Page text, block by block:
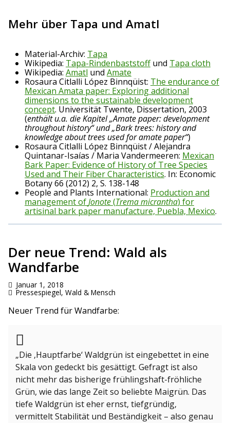
Mehr über Tapa und Amatl
Material-Archiv: Tapa
Wikipedia: Tapa-Rindenbaststoffund Tapa cloth
Wikipedia: Amatl und Amate
Rosaura Citlalli López Binnqüist: The endurance of
Mexican Amata paper: Exploring additional
dimensions to the sustainable development
concept. Universität Twente, Dissertation, 2003
(enthält u.a. die Kapitel „Amate paper: development
throughout history“ und „Bark trees: history and
knowledge about trees used for amate paper“)
Rosaura Citlalli López Binnqüist / Alejandra
Quintanar-Isaías / Maria Vandermeeren: Mexican
Bark Paper: Evidence of History of Tree Species
Used and Their Fiber Characteristics. In: Economic
Botany 66 (2012) 2, S. 138-148
People and Plants International: Production and
management ofJonote(Trema micrantha) for
artisinal bark paper manufacture, Puebla, Mexico.
Der neue Trend: Wald als
Wandfarbe
Januar 1, 2018
Pressespiegel, Wald & Mensch
Neuer Trend für Wandfarbe:
„Die ‚Hauptfarbe‘ Waldgrün ist eingebettet in eine
Skala von gedeckt bis gesättigt. Gefragt ist also
nicht mehr das bisherige frühlingshaft-fröhliche
Grün, wie das lange Zeit so beliebte Maigrün. Das
tiefe Waldgrün ist eher ernst, tiefgründig,
vermittelt Stabilität und Beständigkeit – also genau